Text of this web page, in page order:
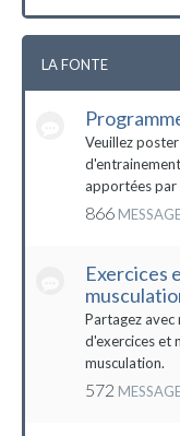
LA FONTE
Veuillez
apportées par
866
Exercices
Partagez
d'exercices et
musculation.
572